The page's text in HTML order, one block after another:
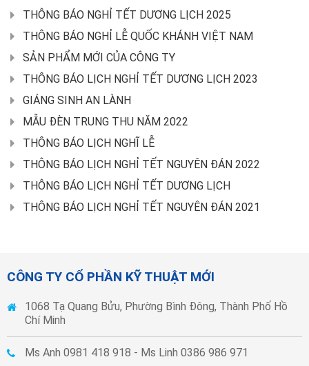
THÔNG BÁO NGHỈ TẾT DƯƠNG LỊCH 2025
THÔNG BÁO NGHỈ LỄ QUỐC KHÁNH VIỆT NAM
SẢN PHẨM MỚI CỦA CÔNG TY
THÔNG BÁO LỊCH NGHỈ TẾT DƯƠNG LỊCH 2023
GIÁNG SINH AN LÀNH
MẪU ĐÈN TRUNG THU NĂM 2022
THÔNG BÁO LỊCH NGHĨ LỄ
THÔNG BÁO LỊCH NGHỈ TẾT NGUYÊN ĐÁN 2022
THÔNG BÁO LỊCH NGHỈ TẾT DƯƠNG LỊCH
THÔNG BÁO LỊCH NGHỈ TẾT NGUYÊN ĐÁN 2021
CÔNG TY CỔ PHẦN KỸ THUẬT MỚI
1068 Tạ Quang Bửu, Phường Bình Đông, Thành Phố Hồ
Chí Minh
Ms Anh 0981 418 918 - Ms Linh 0386 986 971